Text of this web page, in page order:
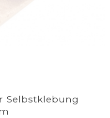
Selbstklebung